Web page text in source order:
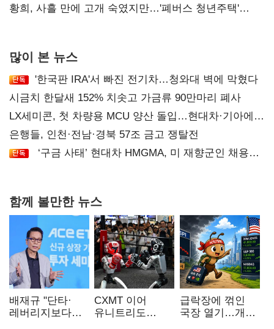
달리해야"
황희, 사흘 만에 고개 숙였지만…'폐버스 청년주택'
많이 본 뉴스
'한국판 IRA'서 빠진 전기차…청와대 벽에 막혔다
시금치 한달새 152% 치솟고 가금류 90만마리 폐사
LX세미콘, 첫 차량용 MCU 양산 돌입…현대차·기아에
공급
은행들, 인천·전남·경북 57조 금고 쟁탈전
‘구금 사태’ 현대차 HMGMA, 미 재향군인 채용
함께 볼만한 뉴스
배재규 "단타·
레버리지보다
CXMT 이어
유니트리도
급락장에 꺾인
국장 열기…개인